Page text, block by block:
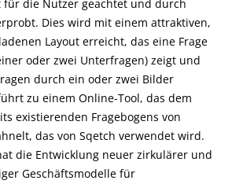
für die Nutzer geachtet und durch
Dies wird mit einem attraktiven,
Layout erreicht, das eine Frage
oder zwei Unterfragen) zeigt und
durch ein oder zwei Bilder
zu einem Online-Tool, das dem
existierenden Fragebogens von
das von Sqetch verwendet wird.
die Entwicklung neuer zirkulärer und
Geschäftsmodelle für